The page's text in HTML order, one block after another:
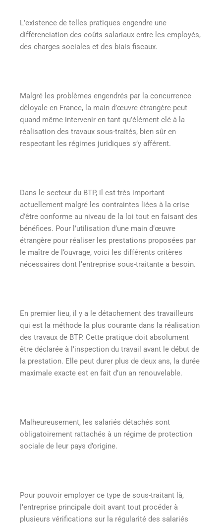
L’existence de telles pratiques engendre une
différenciation des coûts salariaux entre les employés,
des charges sociales et des biais fiscaux.
Malgré les problèmes engendrés par la concurrence
déloyale en France, la main d’œuvre étrangère peut
quand même intervenir en tant qu’élément clé à la
réalisation des travaux sous-traités, bien sûr en
respectant les régimes juridiques s’y afférent.
Dans le secteur du BTP, il est très important
actuellement malgré les contraintes liées à la crise
d’être conforme au niveau de la loi tout en faisant des
bénéfices. Pour l’utilisation d’une main d’œuvre
étrangère pour réaliser les prestations proposées par
le maître de l’ouvrage, voici les différents critères
nécessaires dont l’entreprise sous-traitante a besoin.
En premier lieu, il y a le détachement des travailleurs
qui est la méthode la plus courante dans la réalisation
des travaux de BTP. Cette pratique doit absolument
être déclarée à l’inspection du travail avant le début de
la prestation. Elle peut durer plus de deux ans, la durée
maximale exacte est en fait d’un an renouvelable.
Malheureusement, les salariés détachés sont
obligatoirement rattachés à un régime de protection
sociale de leur pays d’origine.
Pour pouvoir employer ce type de sous-traitant là,
l’entreprise principale doit avant tout procéder à
plusieurs vérifications sur la régularité des salariés